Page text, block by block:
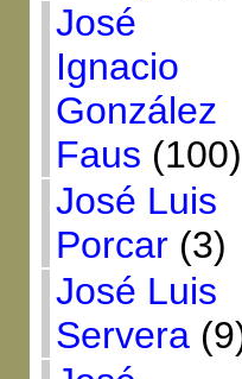
José
Ignacio
González
Faus (100)
José Luis
Porcar(3)
José Luis
Servera